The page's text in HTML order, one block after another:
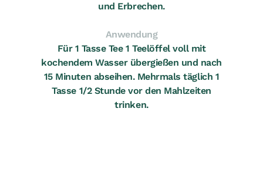
und Erbrechen.
Anwendung
Für 1 Tasse Tee 1 Teelöffel voll mit
kochendem Wasser übergießen und nach
15 Minuten abseihen. Mehrmals täglich 1
Tasse 1/2 Stunde vor den Mahlzeiten
trinken.